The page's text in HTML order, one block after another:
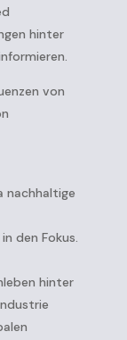
hinter
von
nachhaltige
den Fokus.
hinter